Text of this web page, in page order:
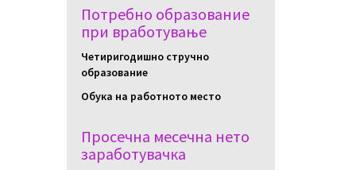
Потребно образование
при вработување
Четиригодишно стручно
образование
Обука на работното место
Просечна месечна нето
заработувачка